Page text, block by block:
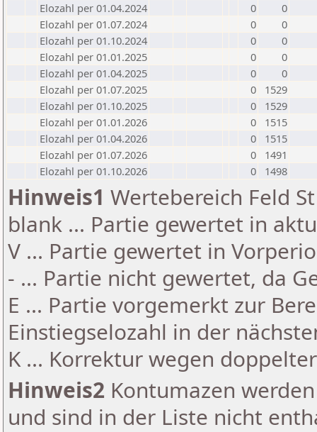
Elozahl per 01.04.2024
0
0
Elozahl per 01.07.2024
0
0
Elozahl per 01.10.2024
0
0
Elozahl per 01.01.2025
0
0
Elozahl per 01.04.2025
0
0
Elozahl per 01.07.2025
0
1529
Elozahl per 01.10.2025
0
1529
Elozahl per 01.01.2026
0
1515
Elozahl per 01.04.2026
0
1515
Elozahl per 01.07.2026
0
1491
Elozahl per 01.10.2026
0 1498
Hinweis1 Wertebereich Feld
blank ... Partie gewertet in
V ... Partie gewertet in
- ... Partie nicht gewertet, da
E ... Partie vorgemerkt zur
Einstiegselozahl in der
K ... Korrektur wegen
Hinweis2 Kontumazen
und sind in der Liste nicht